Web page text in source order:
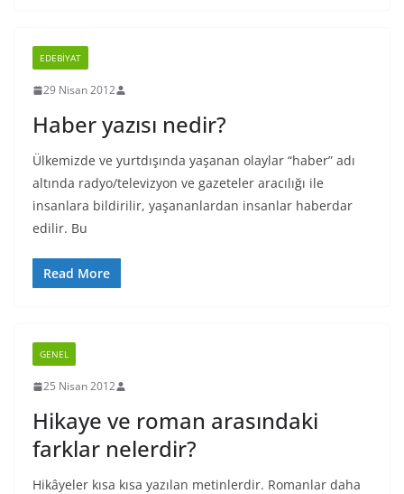
EDEBIYAT
29 Nisan 2012
Haber yazısı nedir?
Ülkemizde ve yurtdışında yaşanan olaylar “haber” adı
altında radyo/televizyon ve gazeteler aracılığı ile
insanlara bildirilir, yaşananlardan insanlar haberdar
edilir. Bu
Read More
GENEL
25 Nisan 2012
Hikaye ve roman arasındaki
farklar nelerdir?
Hikâyeler kısa kısa yazılan metinlerdir. Romanlar daha